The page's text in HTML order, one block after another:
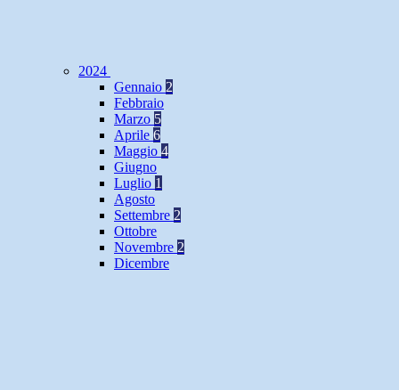
2024
Gennaio 2
Febbraio
Marzo 5
Aprile 6
Maggio 4
Giugno
Luglio 1
Agosto
Settembre 2
Ottobre
Novembre 2
Dicembre